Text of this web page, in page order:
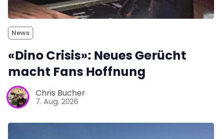
News
«Dino Crisis»: Neues Gerücht
macht Fans Hoffnung
Chris Bucher
7. Aug. 2026